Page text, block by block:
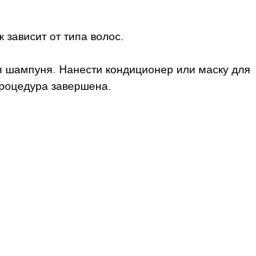
от типа волос.
Нанести кондиционер или маску для
завершена.